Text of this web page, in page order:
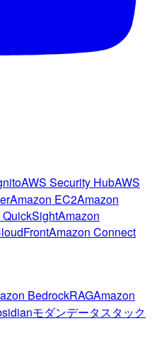
AWS Security HubAWS
Amazon EC2Amazon
Amazon
Amazon Connect
BedrockRAGAmazon
モダンデータスタック